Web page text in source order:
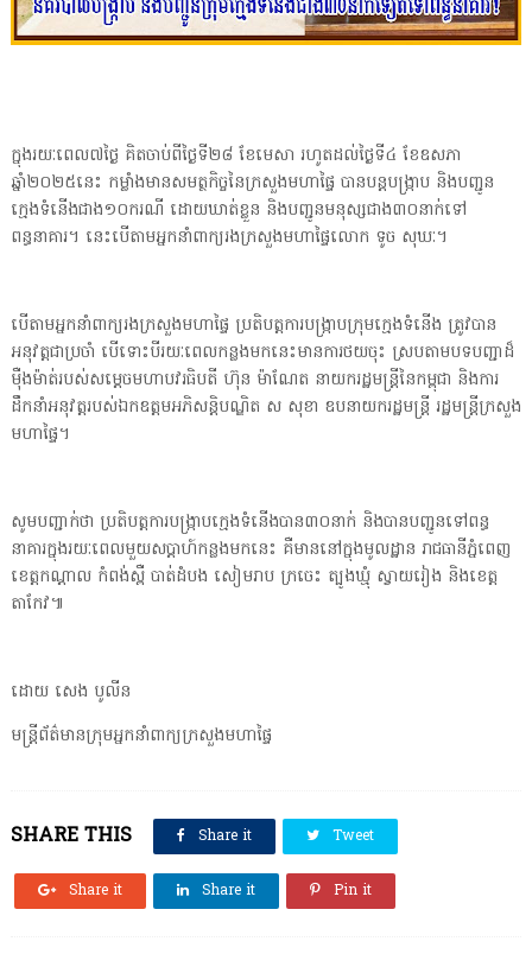
ក្នុងរយៈពេល៧ថ្ងៃ គិតចាប់ពីថ្ងៃទី២៨ ខែមេសា រហូតដល់ថ្ងៃទី៤ ខែឧសភា
ឆ្នាំ២០២៥នេះ កម្លាំងមានសមត្ថកិច្ចនៃក្រសួងមហាផ្ទៃ បានបន្តបង្រ្កាប និងបញ្ជូន
ក្មេងទំនើងជាង១០ករណី ដោយឃាត់ខ្លួន និងបញ្ជូនមនុស្សជាង៣០នាក់ទៅ
ពន្ធនាគារ។ នេះបើតាមអ្នកនាំពាក្យរងក្រសួងមហាផ្ទៃលោក ទូច សុឃៈ។
បើតាមអ្នកនាំពាក្យរងក្រសួងមហាផ្ទៃ ប្រតិបត្តការបង្រ្កាបក្រុមក្មេងទំនើង ត្រូវបាន
អនុវត្តជាប្រចាំ បើទោះបីរយៈពេលកន្លងមកនេះមានការថយចុះ ស្របតាមបទបញ្ជាដ៏
ម៉ឺងម៉ាត់របស់សម្តេចមហាបវរធិបតី ហ៊ុន ម៉ាណែត នាយករដ្ឋមន្រ្តីនៃកម្ពុជា និងការ
ដឹកនាំអនុវត្តរបស់ឯកឧត្តមអភិសន្តិបណ្ឌិត ស សុខា ឧបនាយករដ្ឋមន្ត្រី រដ្ឋមន្រ្តីក្រសួង
មហាផ្ទៃ។
សូមបញ្ជាក់ថា ប្រតិបត្តការបង្ក្រាបក្មេងទំនើងបាន៣០នាក់ និងបានបញ្ជូនទៅពន្ធ
នាគារក្នុងរយៈពេលមួយសប្តាហ៍កន្លងមកនេះ គឺមាននៅក្នុងមូលដ្ឋាន រាជធានីភ្នំពេញ
ខេត្តកណ្តាល កំពង់ស្ពឺ បាត់ដំបង សៀមរាប ក្រចេះ ត្បូងឃ្មុំ ស្វាយរៀង និងខេត្ត
តាកែវ៕
ដោយ សេង បូលីន
មន្រ្តីព័ត៌មានក្រុមអ្នកនាំពាក្យក្រសួងមហាផ្ទៃ
SHARE THIS Share it Tweet
Share it Share it Pin it